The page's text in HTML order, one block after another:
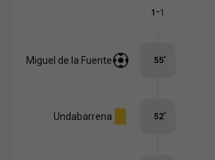
1 -1
Miguel de la Fuente 55’
Undabarrena 52’